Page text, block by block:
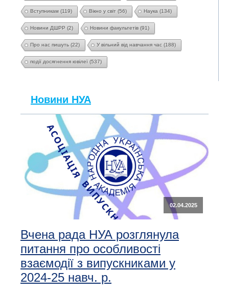
Вступникам (119) Вікно у світ (56) Наука (134)
Новини ДШРР (2) Новини факультетів (91)
Про нас пишуть (22) У вільний від навчання час (188)
події досягнення ювілеї (537)
Новини НУА
02.04.2025
Вчена рада НУА розглянула
питання про особливості
взаємодії з випускниками у
2024-25 навч. р.